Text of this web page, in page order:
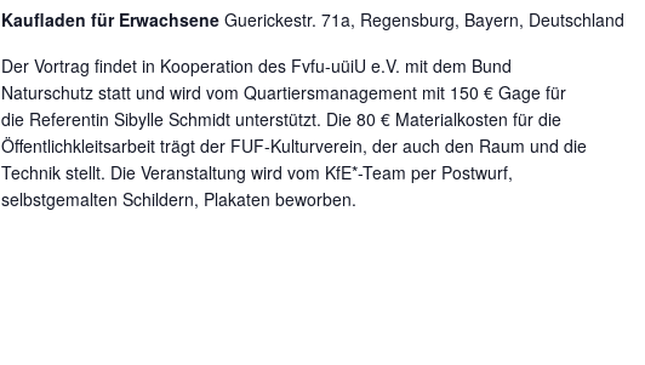
Kaufladen für Erwachsene Guerickestr. 71a, Regensburg, Bayern, Deutschland
Der Vortrag findet in Kooperation des Fvfu-uüiU e.V. mit dem Bund
Naturschutz statt und wird vom Quartiersmanagement mit 150 € Gage für
die Referentin Sibylle Schmidt unterstützt. Die 80 € Materialkosten für die
Öffentlichkleitsarbeit trägt der FUF-Kulturverein, der auch den Raum und die
Technik stellt. Die Veranstaltung wird vom KfE*-Team per Postwurf,
selbstgemalten Schildern, Plakaten beworben.